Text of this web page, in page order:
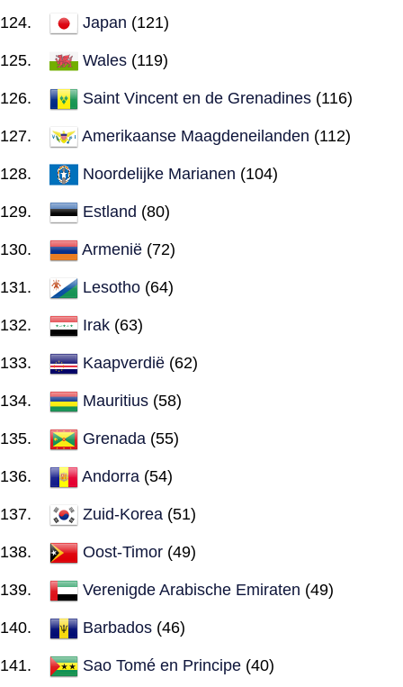
Japan (121)
Wales (119)
Saint Vincent en de Grenadines (116)
Amerikaanse Maagdeneilanden (112)
Noordelijke Marianen (104)
Estland (80)
Armenië (72)
Lesotho (64)
Irak (63)
Kaapverdië (62)
Mauritius (58)
Grenada (55)
Andorra (54)
Zuid-Korea (51)
Oost-Timor (49)
Verenigde Arabische Emiraten (49)
Barbados (46)
Sao Tomé en Principe (40)